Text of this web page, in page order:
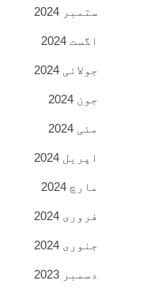
ستمبر 2024
اگست 2024
جولائی 2024
جون 2024
مئی 2024
اپریل 2024
مارچ 2024
فروری 2024
جنوری 2024
دسمبر 2023